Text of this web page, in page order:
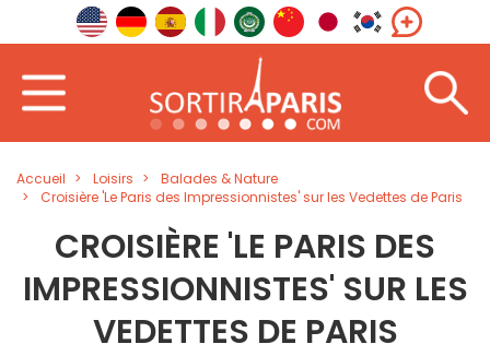
Accueil Loisirs
Balades & Nature
Croisière 'Le Paris des Impressionnistes' sur les Vedettes de Paris
CROISIÈRE 'LE PARIS DES
IMPRESSIONNISTES' SUR LES
VEDETTES DE PARIS